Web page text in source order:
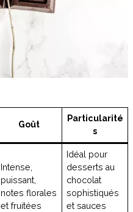
Goût
Particularité
s
Intense,
puissant,
notes florales
et fruitées
Idéal pour
desserts au
chocolat
sophistiqués
et sauces